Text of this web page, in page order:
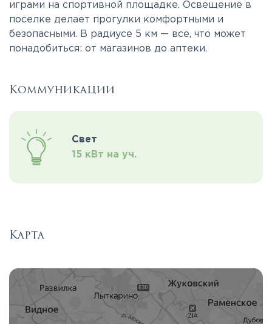
играми на спортивной площадке. Освещение в
поселке делает прогулки комфортными и
безопасными. В радиусе 5 км — все, что может
понадобиться: от магазинов до аптеки.
Коммуникации
Свет
15 кВт на уч.
Карта